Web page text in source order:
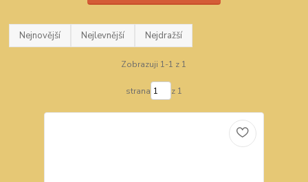
Nejnovější Nejlevnější Nejdražší
Zobrazuji 1-1 z 1
strana z 1